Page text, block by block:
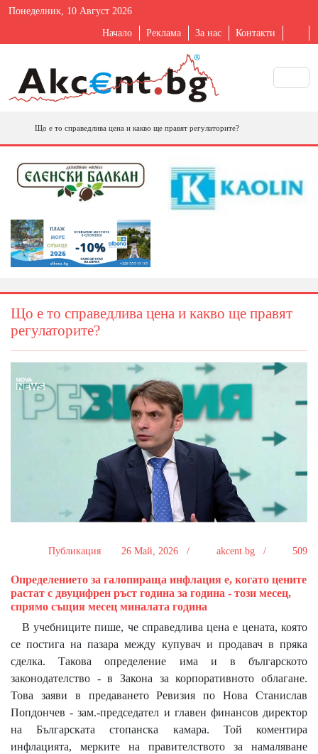
Понеделник, 10 Август 2026
Начало Реклама За нас Контакти
Що е то справедлива цена и какво ще правят регулаторите?
Що е то справедлива цена и какво ще правят
регулаторите?
Публикация 26 Май, 2026 / akcent.bg / 509
Определението за галопираща инфлация е, когато цените
растат с двуцифрен ръст година за година - този месец,
спрямо същия месец миналата година
В учебниците пише, че справедлива цена е цената, която
се постига на пазара между купувач и продавач в пряка
сделка. Такова определение има и в българското
законодателство - в Закона за корпоративното облагане.
Това заяви в предаването Ревизия по Нова Станислав
Попдончев - зам.-председател и главен финансов директор
на Българската стопанска камара. Той коментира
инфлацията, мерките на правителството за намаляване